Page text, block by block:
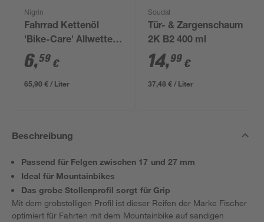
Nigrin
Fahrrad Kettenöl
'Bike-Care' Allwetter
100 ml
6,59 €
65,90 € / Liter
Soudal
Tür- & Zargenschaum
2K B2 400 ml
14,99 €
37,48 € / Liter
Beschreibung
Passend für Felgen zwischen 17 und 27 mm
Ideal für Mountainbikes
Das grobe Stollenprofil sorgt für Grip
Mit dem grobstolligen Profil ist dieser Reifen der Marke Fischer
optimiert für Fahrten mit dem Mountainbike auf sandigen